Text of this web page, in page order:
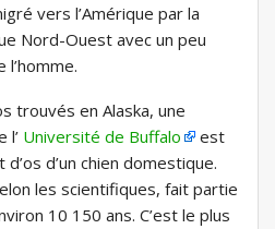
vers l’Amérique par la
Nord-Ouest avec un peu
l’homme.
trouvés en Alaska, une
l’ Université de Buffalo
est
d’un chien domestique.
les scientifiques, fait partie
10 150 ans. C’est le plus